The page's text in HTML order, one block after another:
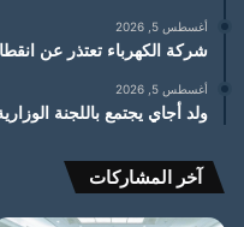
أغسطس 5, 2026
شركة الكهرباء تعتذر عن
أغسطس 5, 2026
ولد أجاي يجتمع باللجنة
آخر المشاركات